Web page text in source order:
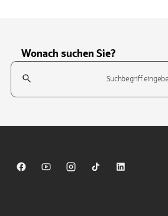
Wonach suchen Sie?
Suchfeld
Sparkasse auf Facebook
Sparkasse auf Youtube
Sparkasse auf Instagram
Sparkasse auf TikTok
Sparkasse